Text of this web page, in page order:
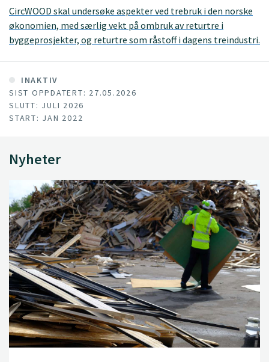
CircWOOD skal undersøke aspekter ved trebruk i den norske
økonomien, med særlig vekt på ombruk av returtre i
byggeprosjekter, og returtre som råstoff i dagens treindustri.
INAKTIV
SIST OPPDATERT: 27.05.2026
SLUTT: JULI 2026
START: JAN 2022
Nyheter